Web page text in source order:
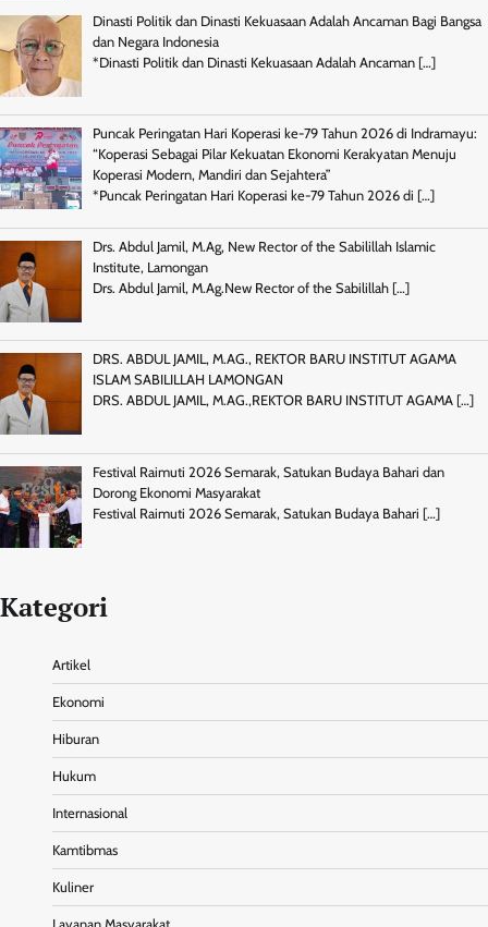
Dinasti Politik dan Dinasti Kekuasaan Adalah Ancaman Bagi Bangsa
dan Negara Indonesia
*Dinasti Politik dan Dinasti Kekuasaan Adalah Ancaman […]
Puncak Peringatan Hari Koperasi ke-79 Tahun 2026 di Indramayu:
“Koperasi Sebagai Pilar Kekuatan Ekonomi Kerakyatan Menuju
Koperasi Modern, Mandiri dan Sejahtera”
*Puncak Peringatan Hari Koperasi ke-79 Tahun 2026 di […]
Drs. Abdul Jamil, M.Ag, New Rector of the Sabilillah Islamic
Institute, Lamongan
Drs. Abdul Jamil, M.Ag.New Rector of the Sabilillah […]
DRS. ABDUL JAMIL, M.AG., REKTOR BARU INSTITUT AGAMA
ISLAM SABILILLAH LAMONGAN
DRS. ABDUL JAMIL, M.AG.,REKTOR BARU INSTITUT AGAMA […]
Festival Raimuti 2026 Semarak, Satukan Budaya Bahari dan
Dorong Ekonomi Masyarakat
Festival Raimuti 2026 Semarak, Satukan Budaya Bahari […]
Kategori
Artikel
Ekonomi
Hiburan
Hukum
Internasional
Kamtibmas
Kuliner